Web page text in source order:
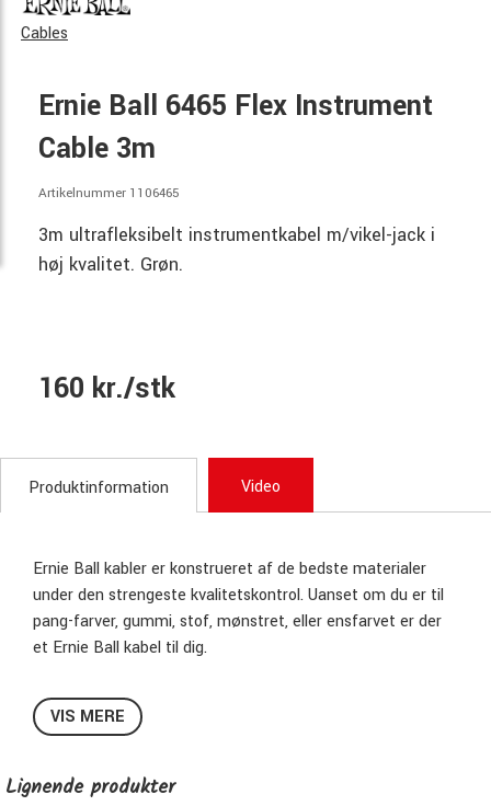
Cables
Ernie Ball 6465 Flex Instrument
Cable 3m
Artikelnummer 1106465
3m ultrafleksibelt instrumentkabel m/vikel-jack i
høj kvalitet. Grøn.
160 kr./stk
Produktinformation Video
Ernie Ball kabler er konstrueret af de bedste materialer
under den strengeste kvalitetskontrol. Uanset om du er til
pang-farver, gummi, stof, mønstret, eller ensfarvet er der
et Ernie Ball kabel til dig.
Ernie Ball 6465 Instrument Cable 6,3mm
connectors 3M (10ft) - Grøn
navnet "Flex" - og kan tåle at blive rullet sammen igen og
VIS MERE
Lignende produkter